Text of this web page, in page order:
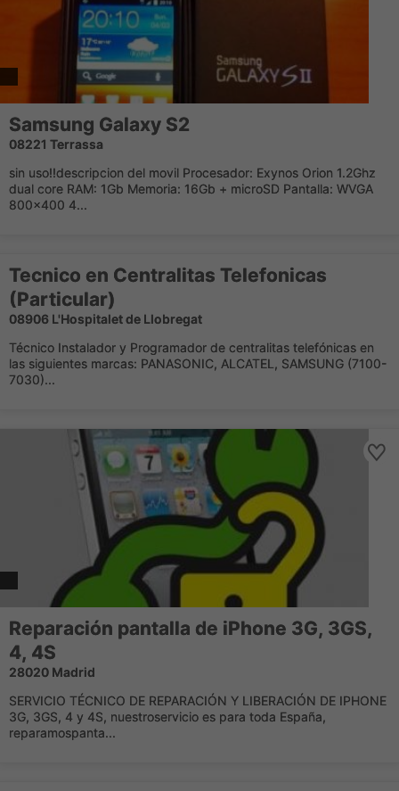
Samsung Galaxy S2
08221 Terrassa
sin uso!!descripcion del movil Procesador: Exynos Orion 1.2Ghz
dual core RAM: 1Gb Memoria: 16Gb + microSD Pantalla: WVGA
800×400 4...
Tecnico en Centralitas Telefonicas
(Particular)
08906 L'Hospitalet de Llobregat
Técnico Instalador y Programador de centralitas telefónicas en
las siguientes marcas: PANASONIC, ALCATEL, SAMSUNG (7100-
7030)...
Reparación pantalla de iPhone 3G, 3GS,
4, 4S
28020 Madrid
SERVICIO TÉCNICO DE REPARACIÓN Y LIBERACIÓN DE IPHONE
3G, 3GS, 4 y 4S, nuestroservicio es para toda España,
reparamospanta...